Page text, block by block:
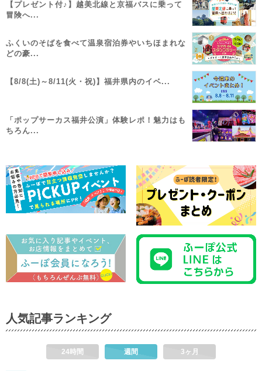
【プレゼント付♪】越美北線と京福バスに乗って
冒険へ...
ふくいのそばを食べて温泉宿泊券やいちほまれな
どの豪...
【8/8(土)～8/11(火・祝)】福井県内のイベ...
「ポップサーカス福井公演」体験レポ！魅力はも
ちろん...
人気記事ランキング
24時間 週間 3ヶ月